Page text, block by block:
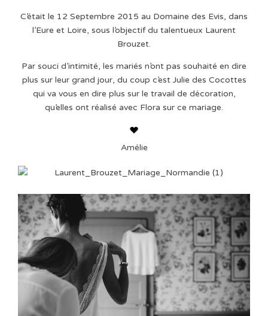
C’était le 12 Septembre 2015 au Domaine des Evis, dans
l’Eure et Loire, sous l’objectif du talentueux Laurent
Brouzet.
Par souci d’intimité, les mariés n’ont pas souhaité en dire
plus sur leur grand jour, du coup c’est Julie des Cocottes
qui va vous en dire plus sur le travail de décoration,
qu’elles ont réalisé avec Flora sur ce mariage.
Amélie